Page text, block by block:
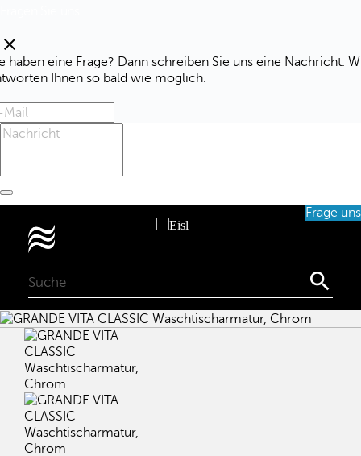
clear
haben eine Frage? Dann schreiben Sie uns eine Nachricht.
Ihnen so bald wie möglich.
Frage uns
